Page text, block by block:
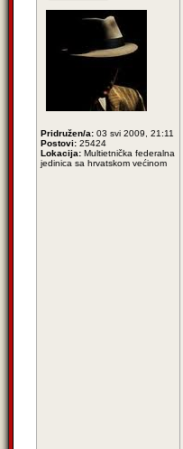
Pridružen/a: 03 svi 2009, 21:11
Postovi: 25424
Lokacija: Multietnička federalna
jedinica sa hrvatskom većinom